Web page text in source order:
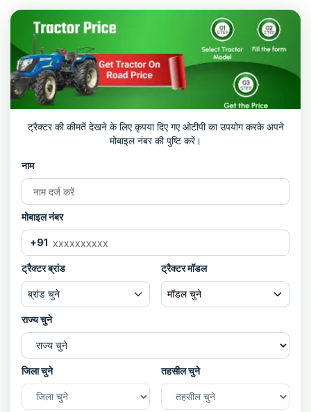
ट्रैक्टर की कीमतें देखने के लिए कृपया दिए गए ओटीपी का उपयोग करके अपने
मोबाइल नंबर की पुष्टि करें।
नाम
मोबाइल नंबर
+91
ट्रैक्टर ब्रांड
ब्रांड चुने
ट्रैक्टर मॉडल
मॉडल चुने
राज्य चुने
जिला चुने तहसील चुने